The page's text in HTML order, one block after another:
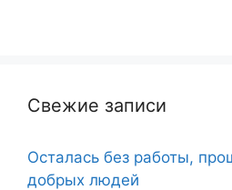
Свежие записи
Осталась без работы,
добрых людей